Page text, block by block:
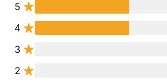
5
4
3
2